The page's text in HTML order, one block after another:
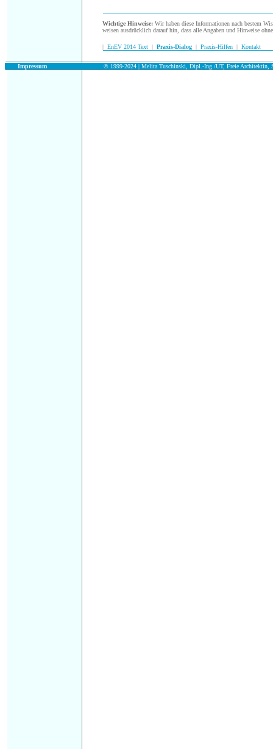
Wichtige Hinweise: Wir haben diese Informationen nach bestem
weisen ausdrücklich darauf hin, dass alle Angaben und Hinweise
| EnEV 2014 Text | Praxis-Dialog | Praxis-Hilfen | Kontakt
Impressum © 1999-2024 | Melita Tuschinski, Dipl.-Ing./UT, Freie Architektin,